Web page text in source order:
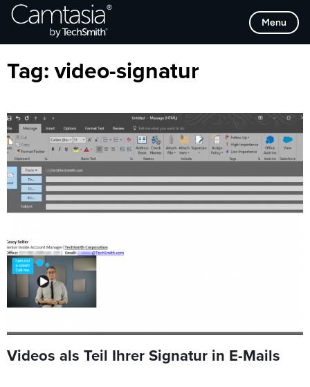
Direkt
zum
Menu
Browse Categories
Tag: video-signatur
Videos als Teil Ihrer Signatur in E-Mails